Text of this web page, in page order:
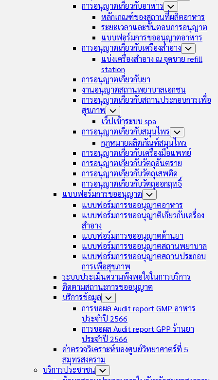
การอนุญาตเกี่ยวกับอาหาร Toggle
Child
Menu
หลักเกณฑ์ของสถานที่ผลิตอาหาร
ระยะเวลาและขั้นตอนการอนุญาต
แบบฟอร์มการขออนุญาตอาหาร
การอนุญาตเกี่ยวกับเครื่องสำอาง Toggle
Child
Menu
แบ่งเครื่องสำอาง ณ จุดขาย refill
station
การอนุญาตเกี่ยวกับยา
งานอนุญาตสถานพยาบาลเอกชน
การอนุญาตเกี่ยวกับสถานประกอบการเพื่อ
สุขภาพ Toggle
Child
Menu
เว็ปเข้าระบบ spa
การอนุญาตเกี่ยวกับสมุนไพร Toggle
Child
Menu
กฏหมายผลิตภัณฑ์สมุนไพร
การอนุญาตเกี่ยวกับเครื่องมือแพทย์
การอนุญาตเกี่ยวกับวัตถุอันตราย
การอนุญาตเกี่ยวกับวัตถุเสพติด
การอนุญาตเกี่ยวกับวัตถุออกฤทธิ์
แบบฟอร์มการขออนุญาต Toggle
Child
Menu
แบบฟอร์มการขออนุญาตอาหาร
แบบฟอร์มการขออนุญาติเกี่ยวกับเครื่อง
สำอาง
แบบฟอร์มการขออนุญาตด้านยา
แบบฟอร์มการขออนุญาตสถานพยาบาล
แบบฟอร์มการขออนุญาตสถานประกอบ
การเพื่อสุขภาพ
ระบบประเมินความพึงพอใจในการบริการ
ติดตามสถานะการขออนุญาต
บริการข้อมูล Toggle
Child
Menu
การขอผล Audit report GMP อาหาร
ประจำปี 2566
การขอผล Audit report GPP ร้านยา
ประจำปี 2566
ค่าตรวจวิเคราะห์ของศูนย์วิทยาศาตร์ที่ 5
สมุทรสงคราม
บริการประชาชน Toggle